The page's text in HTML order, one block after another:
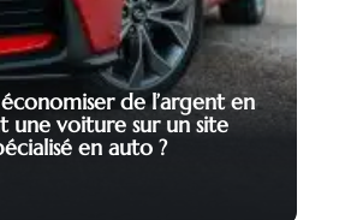
de l’argent en
une voiture sur un site
en auto ?